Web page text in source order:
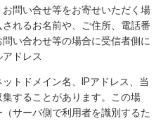
問い合せ等をお寄せいただく場
れるお名前や、ご住所、電話番
い合わせ等の場合に受信者側に
ドレス
トドメイン名、IPアドレス、当
することがあります。この場
サーバ側で利用者を識別するた